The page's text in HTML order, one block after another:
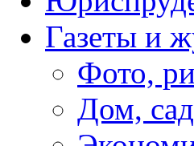
Газеты и
Фото,
Дом,